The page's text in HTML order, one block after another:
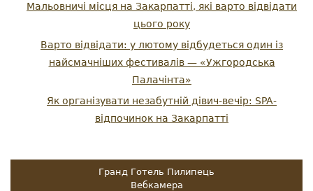
Мальовничі місця на Закарпатті, які варто відвідати
цього року
Варто відвідати: у лютому відбудеться один із
найсмачніших фестивалів — «Ужгородська
Палачінта»
Як організувати незабутній дівич-вечір: SPA-
відпочинок на Закарпатті
Гранд Готель Пилипець
Вебкамера